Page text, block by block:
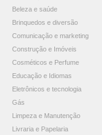
Beleza e saúde
Brinquedos e diversão
Comunicação e marketing
Construção e Imóveis
Cosméticos e Perfume
Educação e Idiomas
Eletrônicos e tecnologia
Gás
Limpeza e Manutenção
Livraria e Papelaria